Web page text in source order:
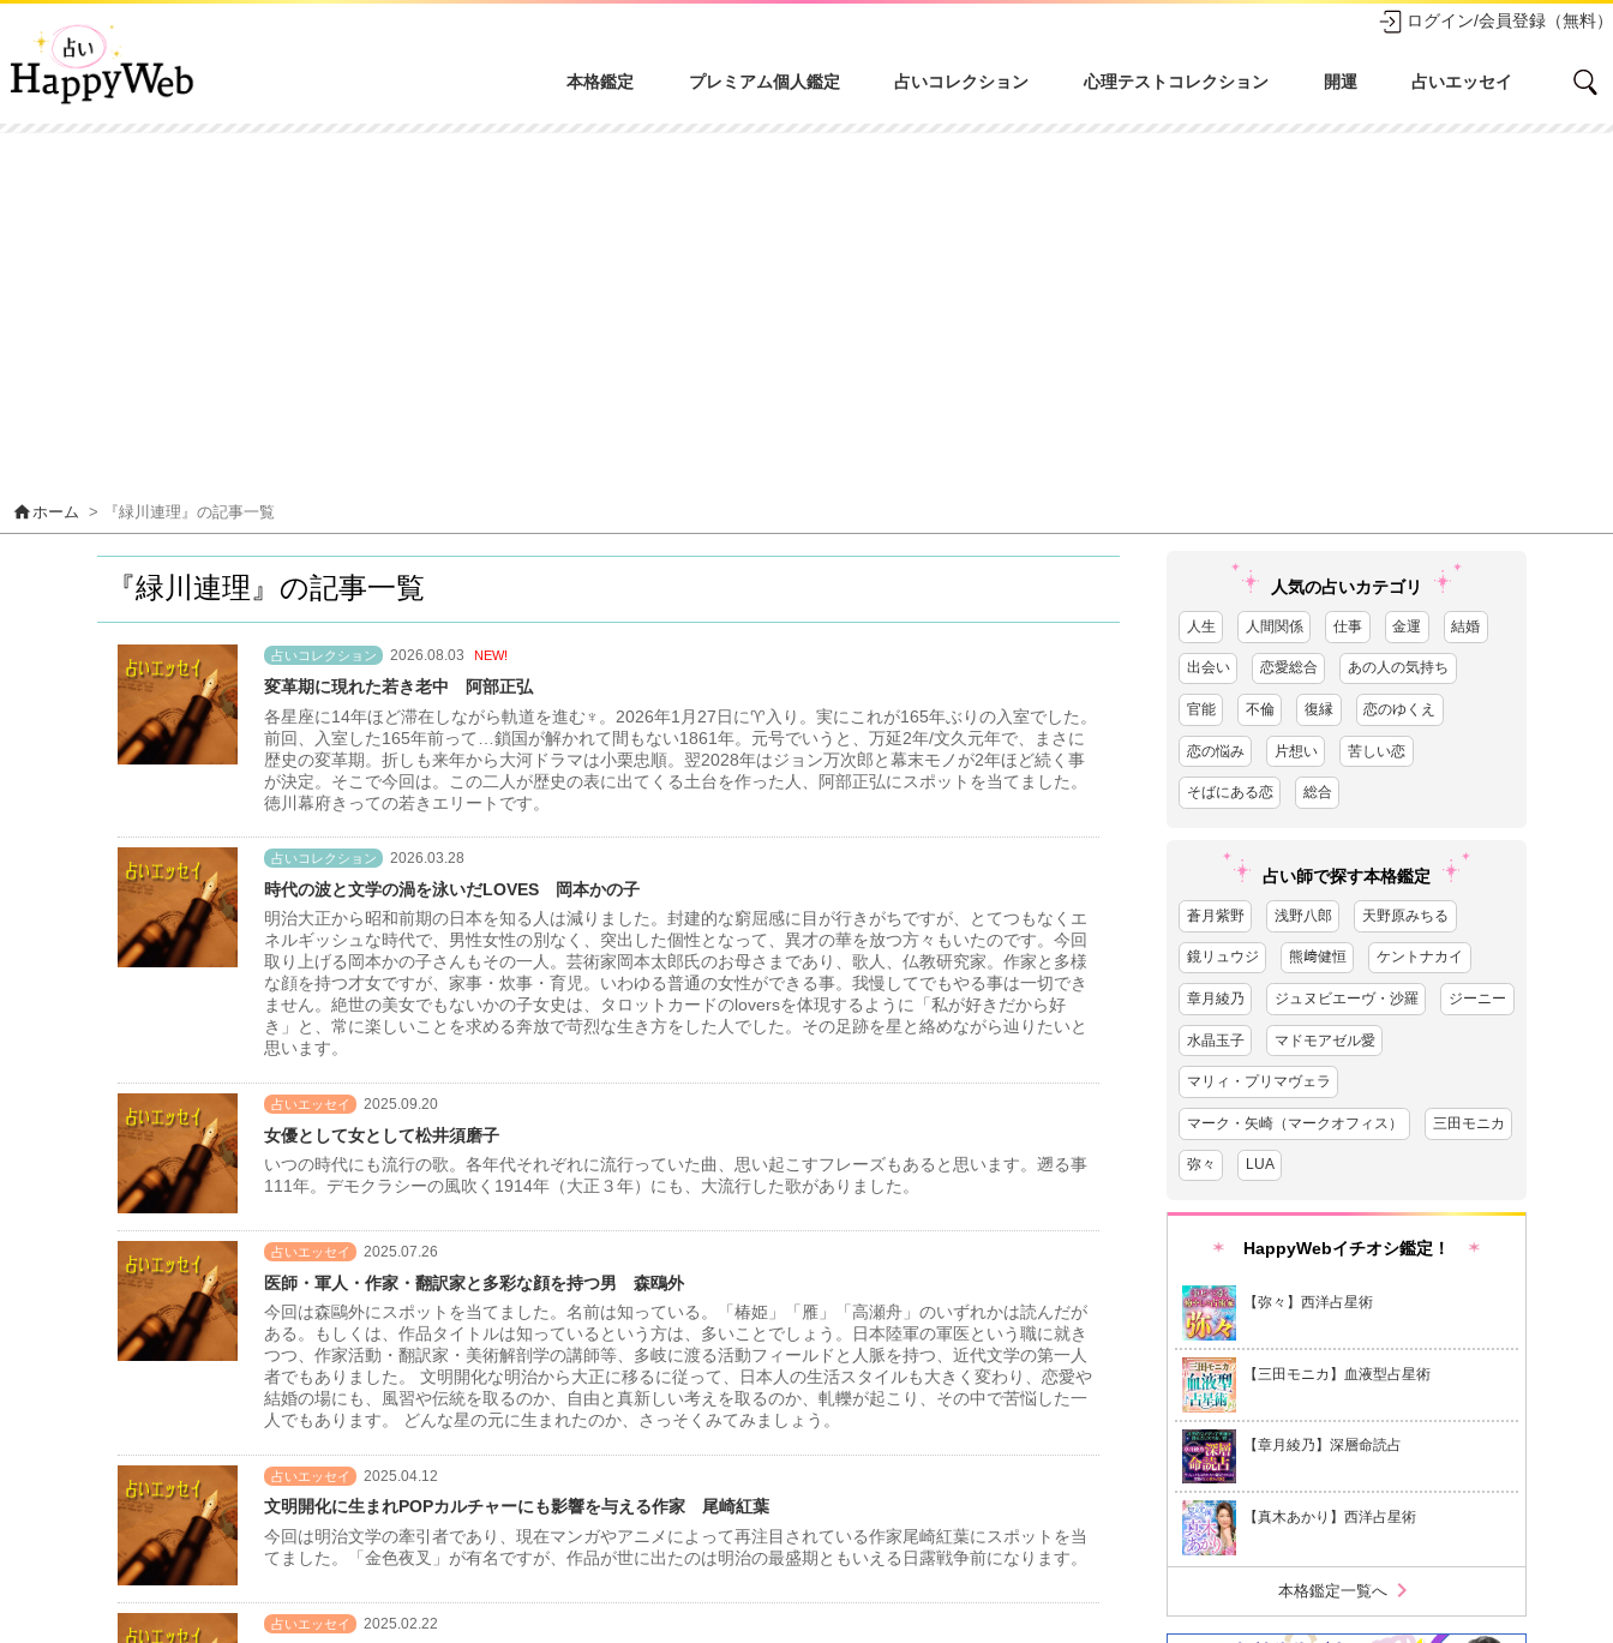
ログイン/会員登録（無料）
本格鑑定 プレミアム個人鑑定 占いコレクション 心理テストコレクション 開運 占いエッセイ
homeホーム > 『緑川連理』の記事一覧
『緑川連理』の記事一覧
占いコレクション 2026.08.03 NEW!
変革期に現れた若き老中 阿部正弘
各星座に14年ほど滞在しながら軌道を進む♆。2026年1月27日に♈入り。実にこれが165年ぶりの入室でした。
前回、入室した165年前って…鎖国が解かれて間もない1861年。元号でいうと、万延2年/文久元年で、まさに
歴史の変革期。折しも来年から大河ドラマは小栗忠順。翌2028年はジョン万次郎と幕末モノが2年ほど続く事
が決定。そこで今回は。この二人が歴史の表に出てくる土台を作った人、阿部正弘にスポットを当てました。
徳川幕府きっての若きエリートです。
占いコレクション 2026.03.28
時代の波と文学の渦を泳いだLOVES 岡本かの子
明治大正から昭和前期の日本を知る人は減りました。封建的な窮屈感に目が行きがちですが、とてつもなくエ
ネルギッシュな時代で、男性女性の別なく、突出した個性となって、異才の華を放つ方々もいたのです。今回
取り上げる岡本かの子さんもその一人。芸術家岡本太郎氏のお母さまであり、歌人、仏教研究家。作家と多様
な顔を持つ才女ですが、家事・炊事・育児。いわゆる普通の女性ができる事。我慢してでもやる事は一切でき
ません。絶世の美女でもないかの子女史は、タロットカードのloversを体現するように「私が好きだから好
き」と、常に楽しいことを求める奔放で苛烈な生き方をした人でした。その足跡を星と絡めながら辿りたいと
思います。
占いエッセイ 2025.09.20
女優として女として松井須磨子
いつの時代にも流行の歌。各年代それぞれに流行っていた曲、思い起こすフレーズもあると思います。遡る事
111年。デモクラシーの風吹く1914年（大正３年）にも、大流行した歌がありました。
占いエッセイ 2025.07.26
医師・軍人・作家・翻訳家と多彩な顔を持つ男 森鴎外
今回は森鷗外にスポットを当てました。名前は知っている。「椿姫」「雁」「高瀬舟」のいずれかは読んだが
ある。もしくは、作品タイトルは知っているという方は、多いことでしょう。日本陸軍の軍医という職に就き
つつ、作家活動・翻訳家・美術解剖学の講師等、多岐に渡る活動フィールドと人脈を持つ、近代文学の第一人
者でもありました。 文明開化な明治から大正に移るに従って、日本人の生活スタイルも大きく変わり、恋愛や
結婚の場にも、風習や伝統を取るのか、自由と真新しい考えを取るのか、軋轢が起こり、その中で苦悩した一
人でもあります。 どんな星の元に生まれたのか、さっそくみてみましょう。
占いエッセイ 2025.04.12
文明開化に生まれPOPカルチャーにも影響を与える作家 尾崎紅葉
今回は明治文学の牽引者であり、現在マンガやアニメによって再注目されている作家尾崎紅葉にスポットを当
てました。「金色夜叉」が有名ですが、作品が世に出たのは明治の最盛期ともいえる日露戦争前になります。
占いエッセイ 2025.02.22
人気の占いカテゴリ
人生 人間関係 仕事 金運 結婚
出会い 恋愛総合 あの人の気持ち
官能 不倫 復縁 恋のゆくえ
恋の悩み 片想い 苦しい恋
そばにある恋 総合
占い師で探す本格鑑定
蒼月紫野 浅野八郎 天野原みちる
鏡リュウジ 熊﨑健恒 ケントナカイ
章月綾乃 ジュヌビエーヴ・沙羅 ジーニー
水晶玉子 マドモアゼル愛
マリィ・プリマヴェラ
マーク・矢崎（マークオフィス） 三田モニカ
弥々 LUA
HappyWebイチオシ鑑定！
【弥々】西洋占星術
【三田モニカ】血液型占星術
【章月綾乃】深層命読占
【真木あかり】西洋占星術
本格鑑定一覧へchevron_right